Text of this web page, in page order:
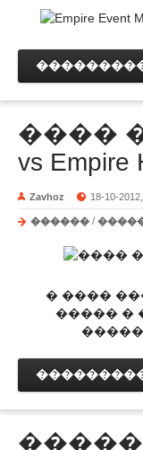
����
vs Empire
Zavhoz 18-10-
������ /
� ����
����� �
�����